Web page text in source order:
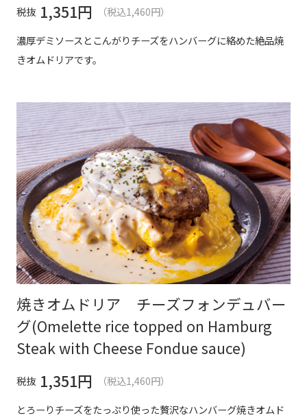
税抜 1,351円
（税込1,460円）
濃厚デミソースとこんがりチーズをハンバーグに絡めた絶品焼
きオムドリアです。
焼きオムドリア チーズフォンデュバー
グ(Omelette rice topped on Hamburg
Steak with Cheese Fondue sauce)
税抜 1,351円
（税込1,460円）
とろーりチーズをたっぷり使った贅沢なハンバーグ焼きオムド